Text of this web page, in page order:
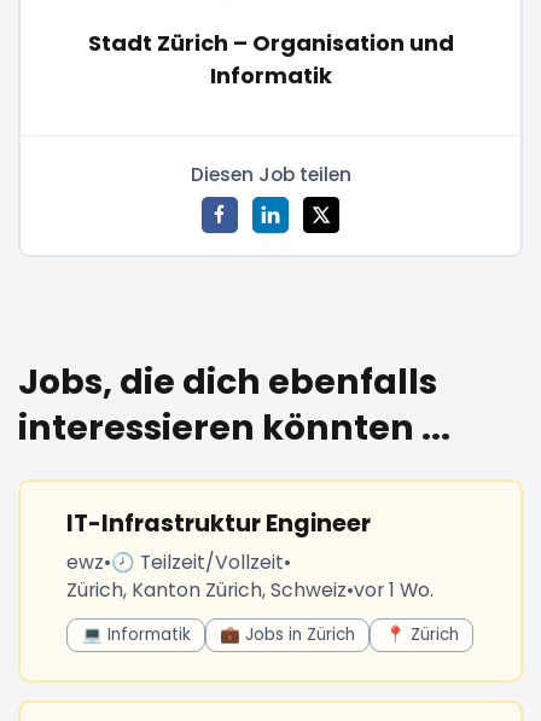
Stadt Zürich – Organisation und
Informatik
Diesen Job teilen
Jobs, die dich ebenfalls
interessieren könnten ...
IT-Infrastruktur Engineer
ewz•🕗 Teilzeit/Vollzeit•
Zürich, Kanton Zürich, Schweiz•vor 1 Wo.
💻 Informatik 💼 Jobs in Zürich 📍 Zürich